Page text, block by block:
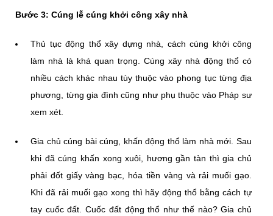
Bước 3: Cúng lễ cúng khởi công xây nhà
Thủ tục động thổ xây dựng nhà, cách cúng khởi công
làm nhà là khá quan trọng. Cúng xây nhà động thổ có
nhiều cách khác nhau tùy thuộc vào phong tục từng địa
phương, từng gia đình cũng như phụ thuộc vào Pháp sư
xem xét.
Gia chủ cúng bài cúng, khấn động thổ làm nhà mới. Sau
khi đã cúng khấn xong xuôi, hương gần tàn thì gia chủ
phải đốt giấy vàng bạc, hóa tiền vàng và rải muối gạo.
Khi đã rải muối gạo xong thì hãy động thổ bằng cách tự
tay cuốc đất. Cuốc đất động thổ như thế nào? Gia chủ